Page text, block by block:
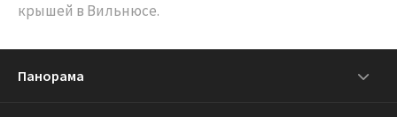
крышей в Вильнюсе.
Панорама